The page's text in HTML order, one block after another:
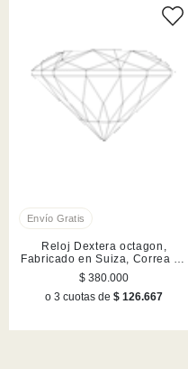
Reloj Dextera octagon,
Fabricado en Suiza, Correa de
piel, Rojo, Acabado en tono
oro rosa
$ 380.000
o 3 cuotas de$ 126.667